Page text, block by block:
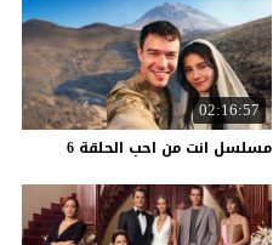
02:16:57
مسلسل انت من احب الحلقة 6